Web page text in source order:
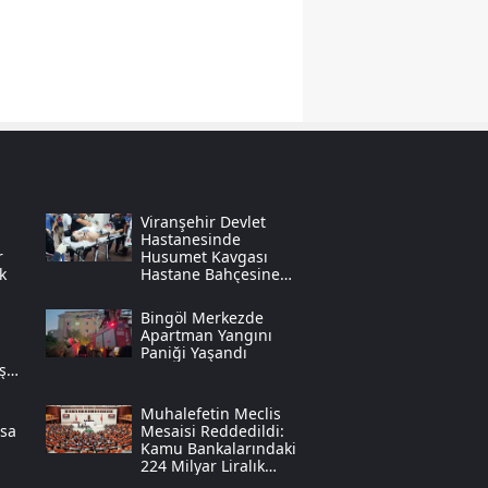
Sinop
Tekirdağ
Tokat
Trabzon
Tunceli
Uşak
Viranşehir Devlet
Hastanesinde
Husumet Kavgası
Hastane Bahçesine
Bingöl Merkezde
Apartman Yangını
Paniği Yaşandı
Muhalefetin Meclis
Mesaisi Reddedildi:
Kamu Bankalarındaki
224 Milyar Liralık